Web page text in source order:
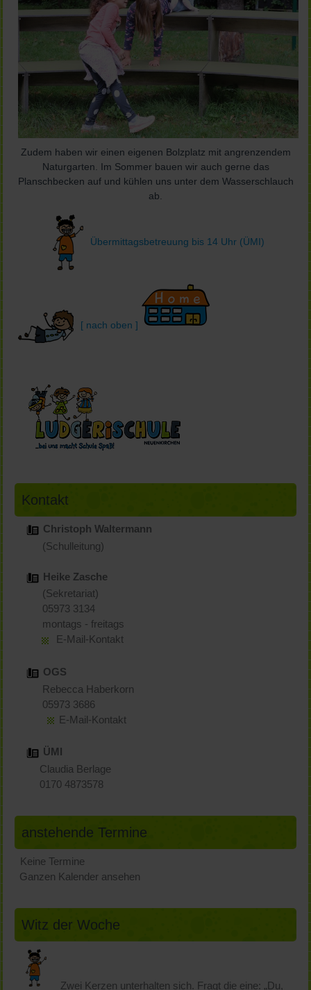
Zudem haben wir einen eigenen Bolzplatz mit angrenzendem
Naturgarten. Im Sommer bauen wir auch gerne das
Planschbecken auf und kühlen uns unter dem Wasserschlauch
ab.
Übermittagsbetreuung bis 14 Uhr (ÜMI)
[ nach oben ]
Kontakt
Christoph Waltermann
(Schulleitung)
Heike Zasche
(Sekretariat)
05973 3134
montags - freitags
E-Mail-Kontakt
OGS
Rebecca Haberkorn
05973 3686
E-Mail-Kontakt
ÜMI
Claudia Berlage
0170 4873578
anstehende Termine
Keine Termine
Ganzen Kalender ansehen
Witz der Woche
Zwei Kerzen unterhalten sich. Fragt die eine: „Du,